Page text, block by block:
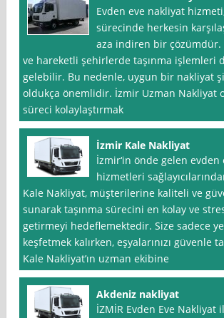
Evden eve nakliyat
sürecinde herkesin
aza indiren bir
ve hareketli şehirlerde taşınma işlemleri
gelebilir. Bu nedenle, uygun bir nakliyat
oldukça önemlidir. İzmir Uzman Nakliyat
süreci kolaylaştırmak
İzmir Kale Nakliyat
İzmir‘in önde gelen evden
hizmetleri
Kale Nakliyat, müşterilerine kaliteli ve
sunarak taşınma sürecini en kolay ve
getirmeyi hedeflemektedir. Size sadece
keşfetmek kalırken, eşyalarınızı güvenle
Kale Nakliyat’ın uzman ekibine
Akdeniz nakliyat
İZMİR Evden Eve Nakliyat